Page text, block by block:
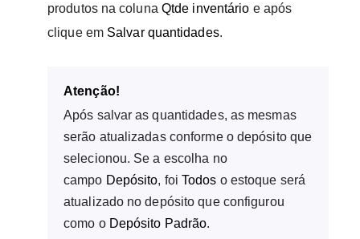
produtos na coluna Qtde inventário e após
clique em Salvar quantidades.
Atenção!
Após salvar as quantidades, as mesmas
serão atualizadas conforme o depósito que
selecionou. Se a escolha no
campo Depósito, foi Todos o estoque será
atualizado no depósito que configurou
como oDepósito Padrão.